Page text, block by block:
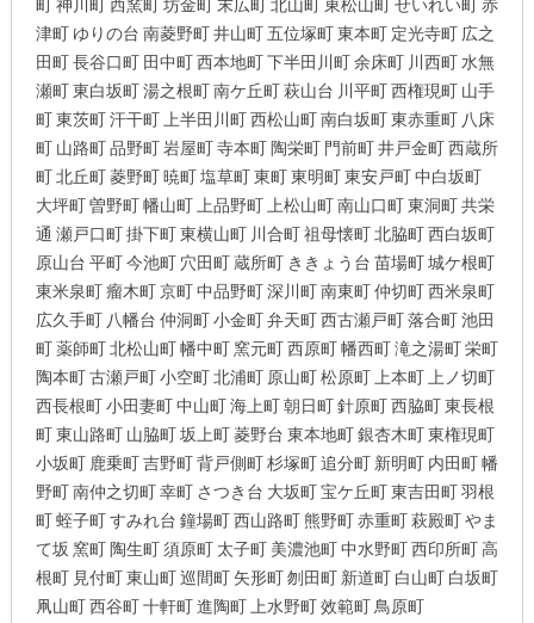
町 神川町 西窯町 坊金町 末広町 北山町 東松山町 せいれい町 赤
津町 ゆりの台 南菱野町 井山町 五位塚町 東本町 定光寺町 広之
田町 長谷口町 田中町 西本地町 下半田川町 余床町 川西町 水無
瀬町 東白坂町 湯之根町 南ケ丘町 萩山台 川平町 西権現町 山手
町 東茨町 汗干町 上半田川町 西松山町 南白坂町 東赤重町 八床
町 山路町 品野町 岩屋町 寺本町 陶栄町 門前町 井戸金町 西蔵所
町 北丘町 菱野町 暁町 塩草町 東町 東明町 東安戸町 中白坂町
大坪町 曽野町 幡山町 上品野町 上松山町 南山口町 東洞町 共栄
通 瀬戸口町 掛下町 東横山町 川合町 祖母懐町 北脇町 西白坂町
原山台 平町 今池町 穴田町 蔵所町 ききょう台 苗場町 城ケ根町
東米泉町 瘤木町 京町 中品野町 深川町 南東町 仲切町 西米泉町
広久手町 八幡台 仲洞町 小金町 弁天町 西古瀬戸町 落合町 池田
町 薬師町 北松山町 幡中町 窯元町 西原町 幡西町 滝之湯町 栄町
陶本町 古瀬戸町 小空町 北浦町 原山町 松原町 上本町 上ノ切町
西長根町 小田妻町 中山町 海上町 朝日町 針原町 西脇町 東長根
町 東山路町 山脇町 坂上町 菱野台 東本地町 銀杏木町 東権現町
小坂町 鹿乗町 吉野町 背戸側町 杉塚町 追分町 新明町 内田町 幡
野町 南仲之切町 幸町 さつき台 大坂町 宝ケ丘町 東吉田町 羽根
町 蛭子町 すみれ台 鐘場町 西山路町 熊野町 赤重町 萩殿町 やま
て坂 窯町 陶生町 須原町 太子町 美濃池町 中水野町 西印所町 高
根町 見付町 東山町 巡間町 矢形町 刎田町 新道町 白山町 白坂町
凧山町 西谷町 十軒町 進陶町 上水野町 效範町 鳥原町